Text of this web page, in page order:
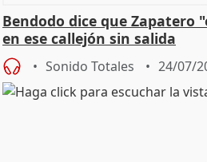
Bendodo dice que Zapatero
en ese callejón sin salida
Sonido Totales 24/07/